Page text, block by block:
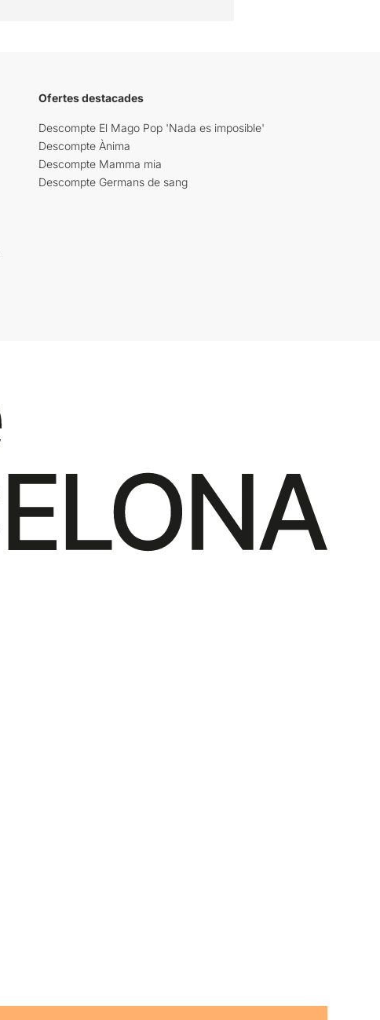
Ofertes destacades
Descompte El Mago Pop 'Nada es imposible'
Descompte Ànima
Descompte Mamma mia
Descompte Germans de sang